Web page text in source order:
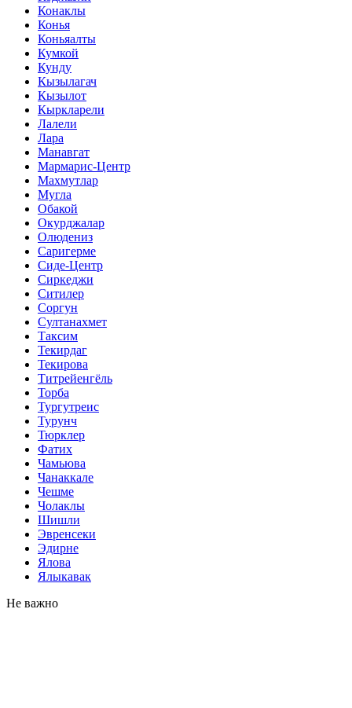
Конаклы
Конья
Коньяалты
Кумкой
Кунду
Кызылагач
Кызылот
Кыркларели
Лалели
Лара
Манавгат
Мармарис-Центр
Махмутлар
Мугла
Обакой
Окурджалар
Олюдениз
Саригерме
Сиде-Центр
Сиркеджи
Ситилер
Соргун
Султанахмет
Таксим
Текирдаг
Текирова
Титрейенгёль
Торба
Тургутреис
Турунч
Тюрклер
Фатих
Чамьюва
Чанаккале
Чешме
Чолаклы
Шишли
Эвренсеки
Эдирне
Ялова
Ялыкавак
Не важно